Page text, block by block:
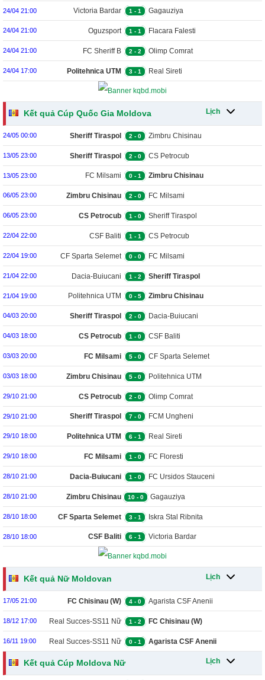
24/04 21:00 Victoria Bardar 1 - 1 Gagauziya
24/04 21:00 Oguzsport 1 - 1 Flacara Falesti
24/04 21:00 FC Sheriff B 2 - 2 Olimp Comrat
24/04 17:00 Politehnica UTM 3 - 1 Real Sireti
Kết quả Cúp Quốc Gia Moldova Lịch
24/05 00:00 Sheriff Tiraspol 2 - 0 Zimbru Chisinau
13/05 23:00 Sheriff Tiraspol 2 - 0 CS Petrocub
13/05 23:00 FC Milsami 0 - 1 Zimbru Chisinau
06/05 23:00 Zimbru Chisinau 2 - 0 FC Milsami
06/05 23:00 CS Petrocub 1 - 0 Sheriff Tiraspol
22/04 22:00 CSF Baliti 1 - 1 CS Petrocub
22/04 19:00 CF Sparta Selemet 0 - 0 FC Milsami
21/04 22:00 Dacia-Buiucani 1 - 2 Sheriff Tiraspol
21/04 19:00 Politehnica UTM 0 - 5 Zimbru Chisinau
04/03 20:00 Sheriff Tiraspol 2 - 0 Dacia-Buiucani
04/03 18:00 CS Petrocub 1 - 0 CSF Baliti
03/03 20:00 FC Milsami 5 - 0 CF Sparta Selemet
03/03 18:00 Zimbru Chisinau 5 - 0 Politehnica UTM
29/10 21:00 CS Petrocub 2 - 0 Olimp Comrat
29/10 21:00 Sheriff Tiraspol 7 - 0 FCM Ungheni
29/10 18:00 Politehnica UTM 6 - 1 Real Sireti
29/10 18:00 FC Milsami 1 - 0 FC Floresti
28/10 21:00 Dacia-Buiucani 1 - 0 FC Ursidos Stauceni
28/10 21:00 Zimbru Chisinau 10 - 0 Gagauziya
28/10 18:00 CF Sparta Selemet 3 - 1 Iskra Stal Ribnita
28/10 18:00 CSF Baliti 6 - 1 Victoria Bardar
Kết quả Nữ Moldovan Lịch
17/05 21:00 FC Chisinau (W) 4 - 0 Agarista CSF Anenii
Noi Nữ
18/12 17:00 Real Succes-SS11 Nữ 1 - 2 FC Chisinau (W)
16/11 19:00 Real Succes-SS11 Nữ 0 - 1 Agarista CSF Anenii
Kết quả Cúp Moldova Nữ Lịch